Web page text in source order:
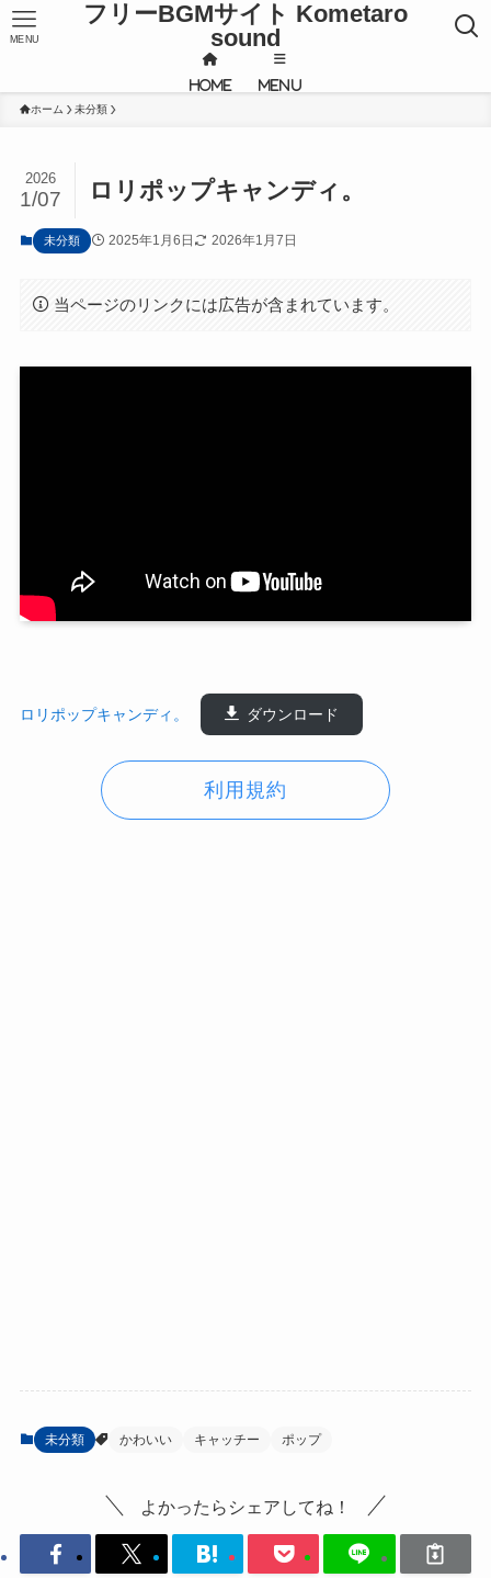
フリーBGMサイト Kometaro
sound
MENU
HOME MENU
ホーム 未分類
ロリポップキャンディ。
2026
1/07
未分類 2025年1月6日 2026年1月7日
当ページのリンクには広告が含まれています。
ロリポップキャンディ。 ダウンロード
利用規約
未分類 かわいい キャッチー ポップ
よかったらシェアしてね！